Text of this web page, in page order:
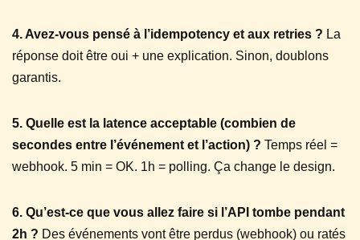
4. Avez-vous pensé à l’idempotency et aux retries ? La
réponse doit être oui + une explication. Sinon, doublons
garantis.
5. Quelle est la latence acceptable (combien de
secondes entre l’événement et l’action) ? Temps réel =
webhook. 5 min = OK. 1h = polling. Ça change le design.
6. Qu’est-ce que vous allez faire si l’API tombe pendant
2h ? Des événements vont être perdus (webhook) ou ratés